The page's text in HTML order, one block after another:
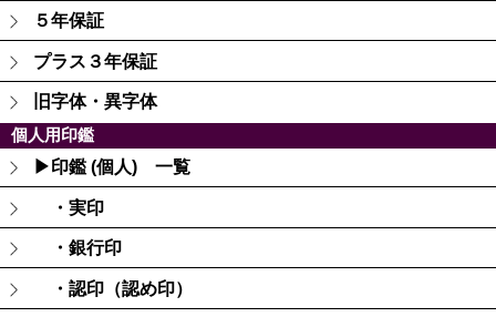
５年保証
プラス３年保証
旧字体・異字体
個人用印鑑
▶印鑑 (個人) 一覧
・実印
・銀行印
・認印（認め印）